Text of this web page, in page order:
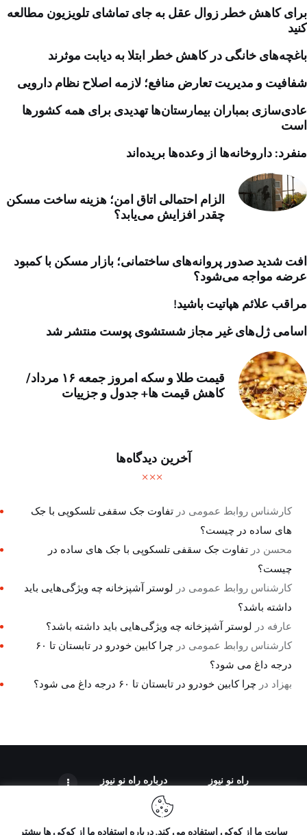
برای کاهش خطر زوال عقل به جای تماشای تلویزیون مطالعه
کنید
باغچه‌های خانگی در کاهش خطر ابتلا به دیابت موثرند
شفافیت و مدیریت تعارض منافع؛ لازمه اصلاح نظام دارویی
عادی‌سازی بمباران بیمارستان‌ها تهدیدی برای همه کشورها
است
منفرد: داروخانه‌ها از وعده‌ها بریده‌اند
الزام احتمالی اتاق امن؛ هزینه ساخت مسکن
چقدر افزایش می‌یابد؟
افت شدید صدور پروانه‌های ساختمانی؛ بازار مسکن با کمبود
عرضه مواجه می‌شود؟
مراقب علائم هپاتیت باشید!
اسامی ژل‌های غیر مجاز شستشوی پوست منتشر شد
قیمت طلا و سکه امروز جمعه ۱۶ مرداد/
کاهش قیمت ها+ جدول و جزییات
آخرین دیدگاه‌ها
کارشناس روابط عمومی درتفاوت جک سقفی تلسکوپی با جک
های ساده در چیست؟
محسن درتفاوت جک سقفی تلسکوپی با جک های ساده در
چیست؟
کارشناس روابط عمومی در لوستر آشپزخانه چه ویژگی‌هایی باید
داشته باشد؟
عارفه در لوستر آشپزخانه چه ویژگی‌هایی باید داشته باشد؟
کارشناس روابط عمومی در
چرا کابین خودرو در تابستان تا ۶۰
درجه داغ می شود؟
بهزاد درچرا کابین خودرو در تابستان تا ۶۰ درجه داغ می شود؟
راه نو نیوز درباره راه‌ نو نیوز
سایت ما از کوکی استفاده می کند. درباره استفاده ما از کوکی ها بیشتر